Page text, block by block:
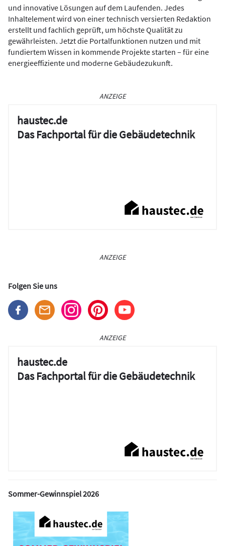
und innovative Lösungen auf dem Laufenden. Jedes
Inhaltelement wird von einer technisch versierten Redaktion
erstellt und fachlich geprüft, um höchste Qualität zu
gewährleisten. Jetzt die Portalfunktionen nutzen und mit
fundiertem Wissen in kommende Projekte starten – für eine
energieeffiziente und moderne Gebäudezukunft.
ANZEIGE
haustec.de
Das Fachportal für die Gebäudetechnik
ANZEIGE
Folgen Sie uns
ANZEIGE
haustec.de
Das Fachportal für die Gebäudetechnik
Sommer-Gewinnspiel 2026